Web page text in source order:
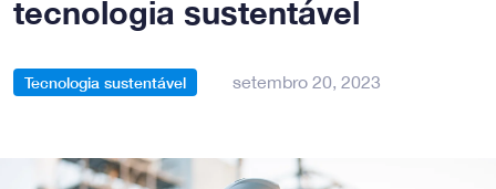
tecnologia sustentável
Tecnologia sustentável setembro 20, 2023